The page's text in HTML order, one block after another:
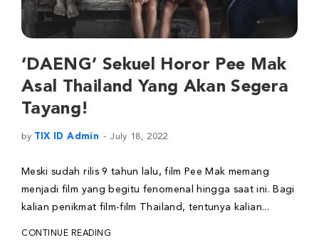
‘DAENG’ Sekuel Horor Pee Mak
Asal Thailand Yang Akan Segera
Tayang!
by TIX ID Admin July 18, 2022
Meski sudah rilis 9 tahun lalu, film Pee Mak memang
menjadi film yang begitu fenomenal hingga saat ini. Bagi
kalian penikmat film-film Thailand, tentunya kalian...
CONTINUE READING